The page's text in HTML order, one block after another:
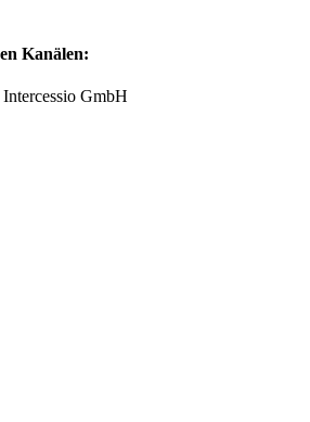
Kanälen:
GmbH